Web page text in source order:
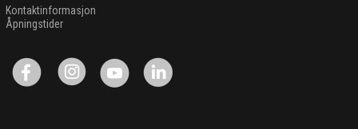
Kontaktinformasjon
Åpningstider